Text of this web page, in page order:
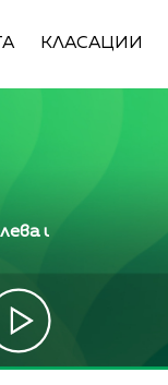
КЛАСАЦИИ
и Лили Ангелова